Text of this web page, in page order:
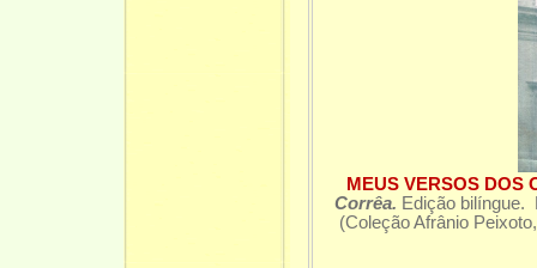
MEUS VERSOS DOS
Corrêa. Edição bilíngue.
(Coleção Afrânio